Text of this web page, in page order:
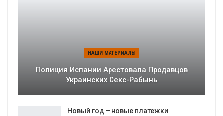
НАШИ МАТЕРИАЛЫ
Полиция Испании Арестовала Продавцов
Украинских Секс-Рабынь
Новый год – новые платежки